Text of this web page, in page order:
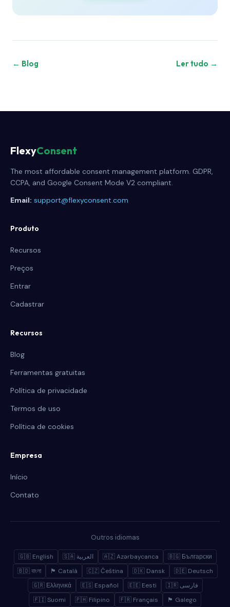
← Blog Ler tudo →
FlexyConsent
The most affordable consent management platform. GDPR,
CCPA, and Google Consent Mode V2 compliant.
Email: support@flexyconsent.com
Produto
Recursos
Preços
Entrar
Cadastrar
Recursos
Blog
Ferramentas gratuitas
Política de privacidade
Termos de uso
Política de cookies
Empresa
Início
Contato
Outros idiomas
🇬🇧 English 🇸🇦 العربية 🇦🇿 Azərbaycanca
🇧🇬 Български
🇧🇩 বাংলা
🏴 Català 🇨🇿 Čeština 🇩🇰 Dansk
🇩🇪 Deutsch
🇬🇷 Ελληνικά
🇪🇸 Español 🇪🇪 Eesti
🇮🇷 فارسی
🇫🇮 Suomi
🇵🇭 Filipino 🇫🇷 Français 🏴 Galego